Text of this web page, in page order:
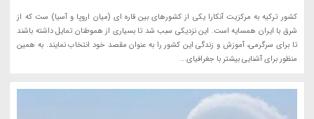
کشور ترکیه به مرکزیت آنکارا یکی از کشورهای بین قاره ای (میان اروپا و آسیا) ست که از
شرق با ایران همسایه است. این نزدیکی سبب شد تا بسیاری از هموطنان تمایل داشته باشند
تا برای سرگرمی، آموزش و زندگی این کشور را به عنوان مقصد خود انتخاب نمایند. به همین
منظور برای آشنایی بیشتر با جغرافیای...